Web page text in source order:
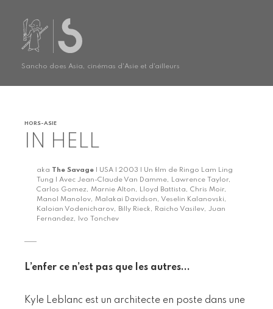
Sancho does Asia, cinémas d'Asie et d'ailleurs
HORS-ASIE
IN HELL
aka The Savage | USA | 2003 | Un film de Ringo Lam Ling
Tung | Avec Jean-Claude Van Damme, Lawrence Taylor,
Carlos Gomez, Marnie Alton, Lloyd Battista, Chris Moir,
Manol Manolov, Malakai Davidson, Veselin Kalanovski,
Kaloian Vodenicharov, Billy Rieck, Raicho Vasilev, Juan
Fernandez, Ivo Tonchev
L’enfer ce n’est pas que les autres...
Kyle Leblanc est un architecte en poste dans une